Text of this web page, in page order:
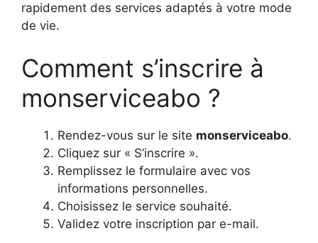
rapidement des services adaptés à votre mode
de vie.
Comment s’inscrire à
monserviceabo ?
Rendez-vous sur le site monserviceabo.
Cliquez sur « S’inscrire ».
Remplissez le formulaire avec vos
informations personnelles.
Choisissez le service souhaité.
Validez votre inscription par e-mail.